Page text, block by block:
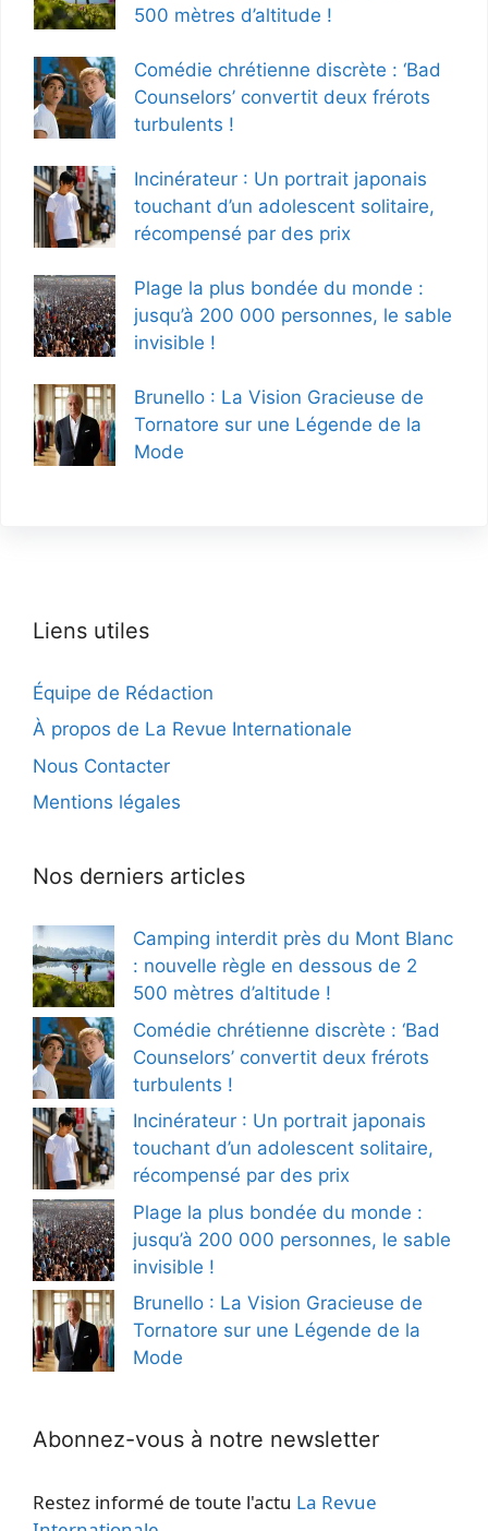
500 mètres d’altitude !
Comédie chrétienne discrète : ‘Bad
Counselors’ convertit deux frérots
turbulents !
Incinérateur : Un portrait japonais
touchant d’un adolescent solitaire,
récompensé par des prix
Plage la plus bondée du monde :
jusqu’à 200 000 personnes, le sable
invisible !
Brunello : La Vision Gracieuse de
Tornatore sur une Légende de la
Mode
Liens utiles
Équipe de Rédaction
À propos de La Revue Internationale
Nous Contacter
Mentions légales
Nos derniers articles
Camping interdit près du Mont Blanc
: nouvelle règle en dessous de 2
500 mètres d’altitude !
Comédie chrétienne discrète : ‘Bad
Counselors’ convertit deux frérots
turbulents !
Incinérateur : Un portrait japonais
touchant d’un adolescent solitaire,
récompensé par des prix
Plage la plus bondée du monde :
jusqu’à 200 000 personnes, le sable
invisible !
Brunello : La Vision Gracieuse de
Tornatore sur une Légende de la
Mode
Abonnez-vous à notre newsletter
Restez informé de toute l'actu La Revue